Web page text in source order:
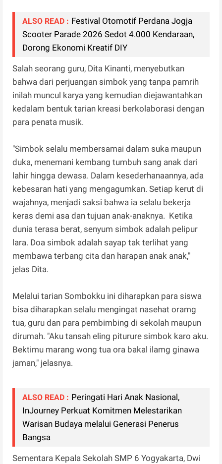
ALSO READ : Festival Otomotif Perdana Jogja
Scooter Parade 2026 Sedot 4.000 Kendaraan,
Dorong Ekonomi Kreatif DIY
Salah seorang guru, Dita Kinanti, menyebutkan
bahwa dari perjuangan simbok yang tanpa pamrih
inilah muncul karya yang kemudian diejawantahkan
kedalam bentuk tarian kreasi berkolaborasi dengan
para penata musik.
"Simbok selalu membersamai dalam suka maupun
duka, menemani kembang tumbuh sang anak dari
lahir hingga dewasa. Dalam kesederhanaannya, ada
kebesaran hati yang mengagumkan. Setiap kerut di
wajahnya, menjadi saksi bahwa ia selalu bekerja
keras demi asa dan tujuan anak-anaknya. Ketika
dunia terasa berat, senyum simbok adalah pelipur
lara. Doa simbok adalah sayap tak terlihat yang
membawa terbang cita dan harapan anak anak,"
jelas Dita.
Melalui tarian Sombokku ini diharapkan para siswa
bisa diharapkan selalu mengingat nasehat oramg
tua, guru dan para pembimbing di sekolah maupun
dirumah. "Aku tansah eling piturure simbok karo aku.
Bektimu marang wong tua ora bakal ilamg ginawa
jaman," jelasnya.
ALSO READ : Peringati Hari Anak Nasional,
InJourney Perkuat Komitmen Melestarikan
Warisan Budaya melalui Generasi Penerus
Bangsa
Sementara Kepala Sekolah SMP 6 Yogyakarta, Dwi